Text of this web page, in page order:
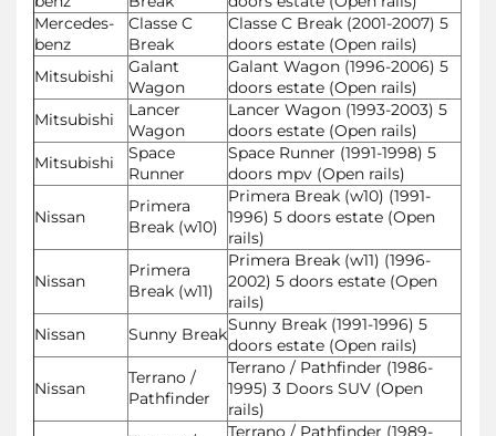
Mercedes-
benz
Classe C
Break
Classe C Break (2001-2007) 5
doors estate (Open rails)
Mitsubishi
Galant
Wagon
Galant Wagon (1996-2006) 5
doors estate (Open rails)
Mitsubishi
Lancer
Wagon
Lancer Wagon (1993-2003) 5
doors estate (Open rails)
Mitsubishi
Space
Runner
Space Runner (1991-1998) 5
doors mpv (Open rails)
Nissan
Primera
Break (w10)
Primera Break (w10) (1991-
1996) 5 doors estate (Open
rails)
Nissan
Primera
Break (w11)
Primera Break (w11) (1996-
2002) 5 doors estate (Open
rails)
Nissan
Sunny BreakSunny Break (1991-1996) 5
doors estate (Open rails)
Nissan
Terrano /
Pathfinder
Terrano / Pathfinder (1986-
1995) 3 Doors SUV (Open
rails)
Terrano / Pathfinder (1989-